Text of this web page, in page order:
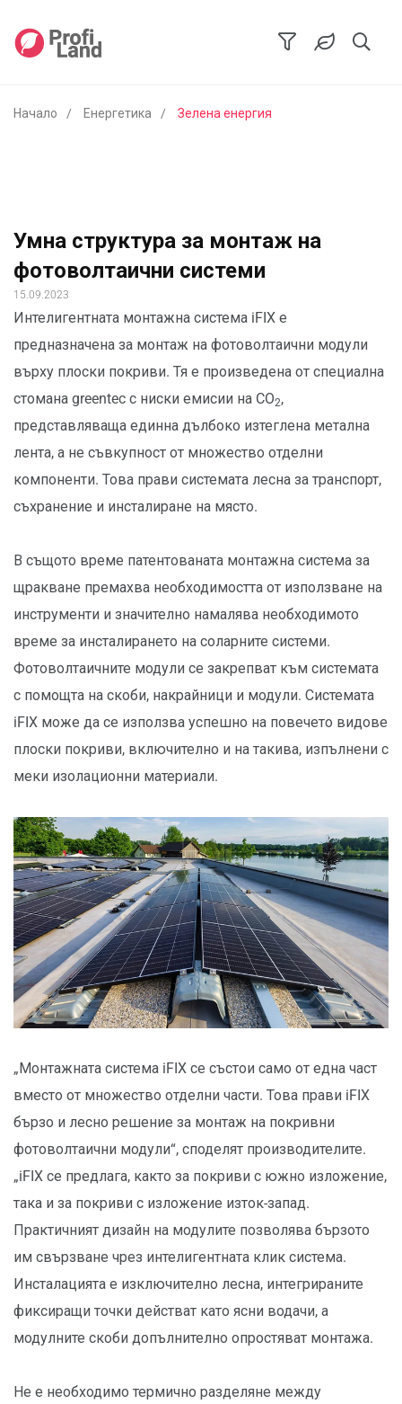
Начало Енергетика Зелена енергия
Умна структура за монтаж на
фотоволтаични системи
15.09.2023
Интелигентната монтажна система iFIX е
предназначена за монтаж на фотоволтаични модули
върху плоски покриви. Тя е произведена от специална
стомана greentec с ниски емисии на CO2,
представляваща единна дълбоко изтеглена метална
лента, а не съвкупност от множество отделни
компоненти. Това прави системата лесна за транспорт,
съхранение и инсталиране на място.
В същото време патентованата монтажна система за
щракване премахва необходимостта от използване на
инструменти и значително намалява необходимото
време за инсталирането на соларните системи.
Фотоволтаичните модули се закрепват към системата
с помощта на скоби, накрайници и модули. Системата
iFIX може да се използва успешно на повечето видове
плоски покриви, включително и на такива, изпълнени с
меки изолационни материали.
„Монтажната система iFIX се състои само от една част
вместо от множество отделни части. Това прави iFIX
бързо и лесно решение за монтаж на покривни
фотоволтаични модули“, споделят производителите.
„iFIX се предлага, както за покриви с южно изложение,
така и за покриви с изложение изток-запад.
Практичният дизайн на модулите позволява бързото
им свързване чрез интелигентната клик система.
Инсталацията е изключително лесна, интегрираните
фиксиращи точки действат като ясни водачи, а
модулните скоби допълнително опростяват монтажа.
Не е необходимо термично разделяне между